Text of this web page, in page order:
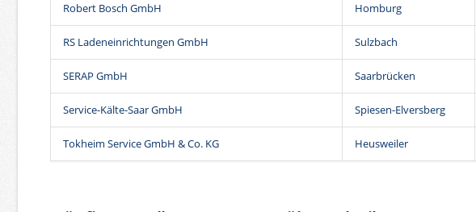
Robert Bosch GmbH Homburg
RS Ladeneinrichtungen GmbH Sulzbach
SERAP GmbH Saarbrücken
Service-Kälte-Saar GmbH Spiesen-Elversberg
Tokheim Service GmbH & Co. KG Heusweiler